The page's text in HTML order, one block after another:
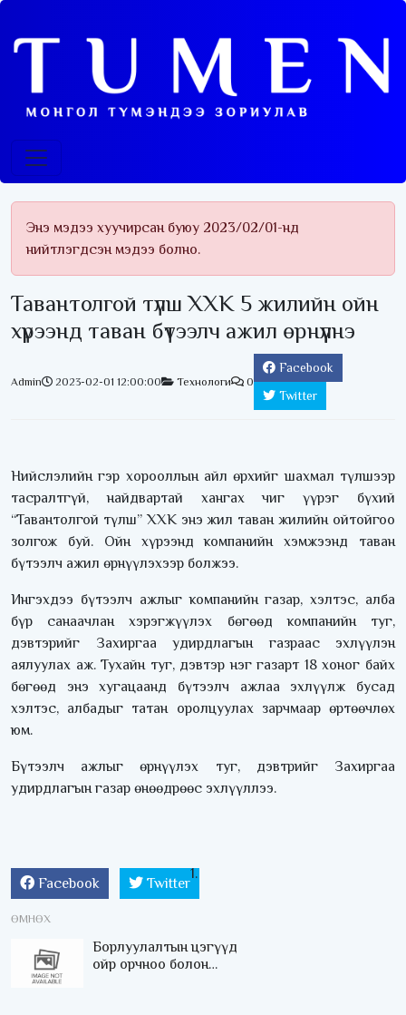
Энэ мэдээ хуучирсан буюу 2023/02/01-нд
нийтлэгдсэн мэдээ болно.
Тавантолгой түлш ХХК 5 жилийн ойн
хүрээнд таван бүтээлч ажил өрнүүлнэ
Admin 2023-02-01 12:00:00 Технологи 0
Facebook
Twitter
Нийслэлийн гэр хорооллын айл өрхийг шахмал түлшээр
тасралтгүй, найдвартай хангах чиг үүрэг бүхий
“Тавантолгой түлш” ХХК энэ жил таван жилийн ойтойгоо
золгож буй. Ойн хүрээнд компанийн хэмжээнд таван
бүтээлч ажил өрнүүлэхээр болжээ.
Ингэхдээ бүтээлч ажлыг компанийн газар, хэлтэс, алба
бүр санаачлан хэрэгжүүлэх бөгөөд компанийн туг,
дэвтэрийг Захиргаа удирдлагын газраас эхлүүлэн
аялуулах аж. Тухайн туг, дэвтэр нэг газарт 18 хоног байх
бөгөөд энэ хугацаанд бүтээлч ажлаа эхлүүлж бусад
хэлтэс, албадыг татан оролцуулах зарчмаар өртөөчлөх
юм.
Бүтээлч ажлыг өрнүүлэх туг, дэвтрийг Захиргаа
удирдлагын газар өнөөдрөөс эхлүүллээ.
Facebook Twitter
ӨМНӨХ
Борлуулалтын цэгүүд
ойр орчноо болон